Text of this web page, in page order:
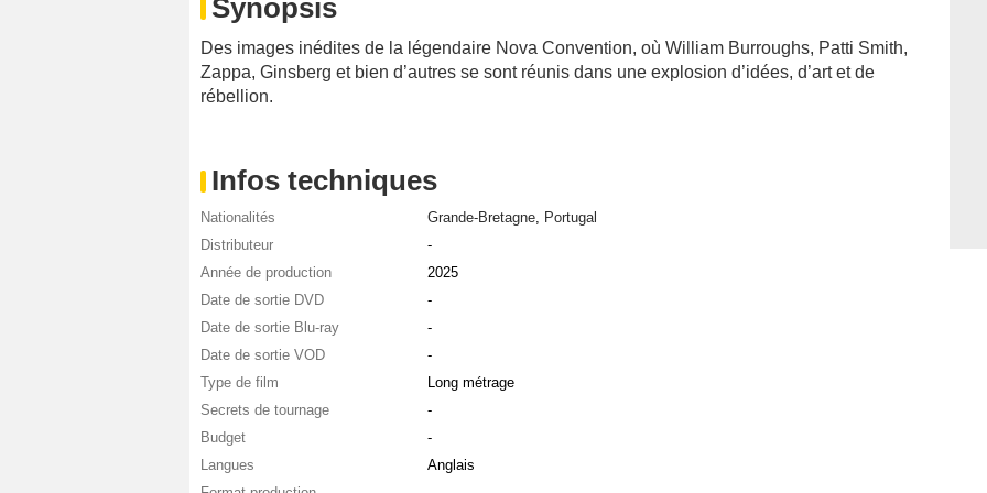
Synopsis
Des images inédites de la légendaire Nova Convention, où William Burroughs, Patti Smith,
Zappa, Ginsberg et bien d’autres se sont réunis dans une explosion d’idées, d’art et de
rébellion.
Infos techniques
Nationalités Grande-Bretagne, Portugal
Distributeur
-
Année de production
2025
Date de sortie DVD
-
Date de sortie Blu-ray
-
Date de sortie VOD
-
Type de film
Long métrage
Secrets de tournage
-
Budget
-
Langues
Anglais